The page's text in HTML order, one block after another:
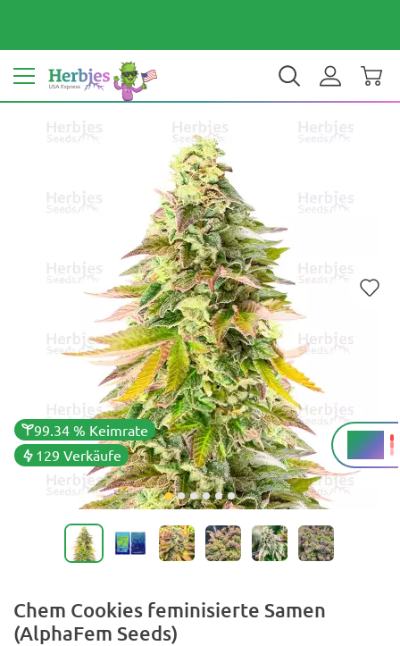
Dein Land: Vereinigte Staaten $ USD DE
99.34 % Keimrate
129 Verkäufe
27 %
THC
Chem Cookies feminisierte Samen
(AlphaFem Seeds)